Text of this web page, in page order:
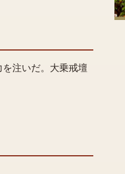
注いだ。大乗戒壇